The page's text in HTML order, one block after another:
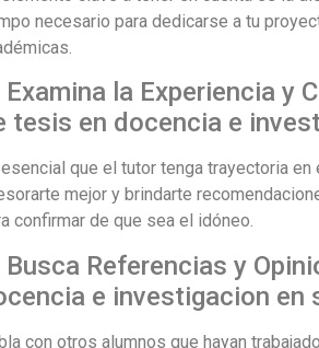
necesario para dedicarse a tu
Examina la Experiencia y
tesis en docencia e
esencial que el tutor tenga trayectoria
mejor y brindarte
confirmar de que sea el idóneo.
Busca Referencias y
e investigacion en
con otros alumnos que hayan